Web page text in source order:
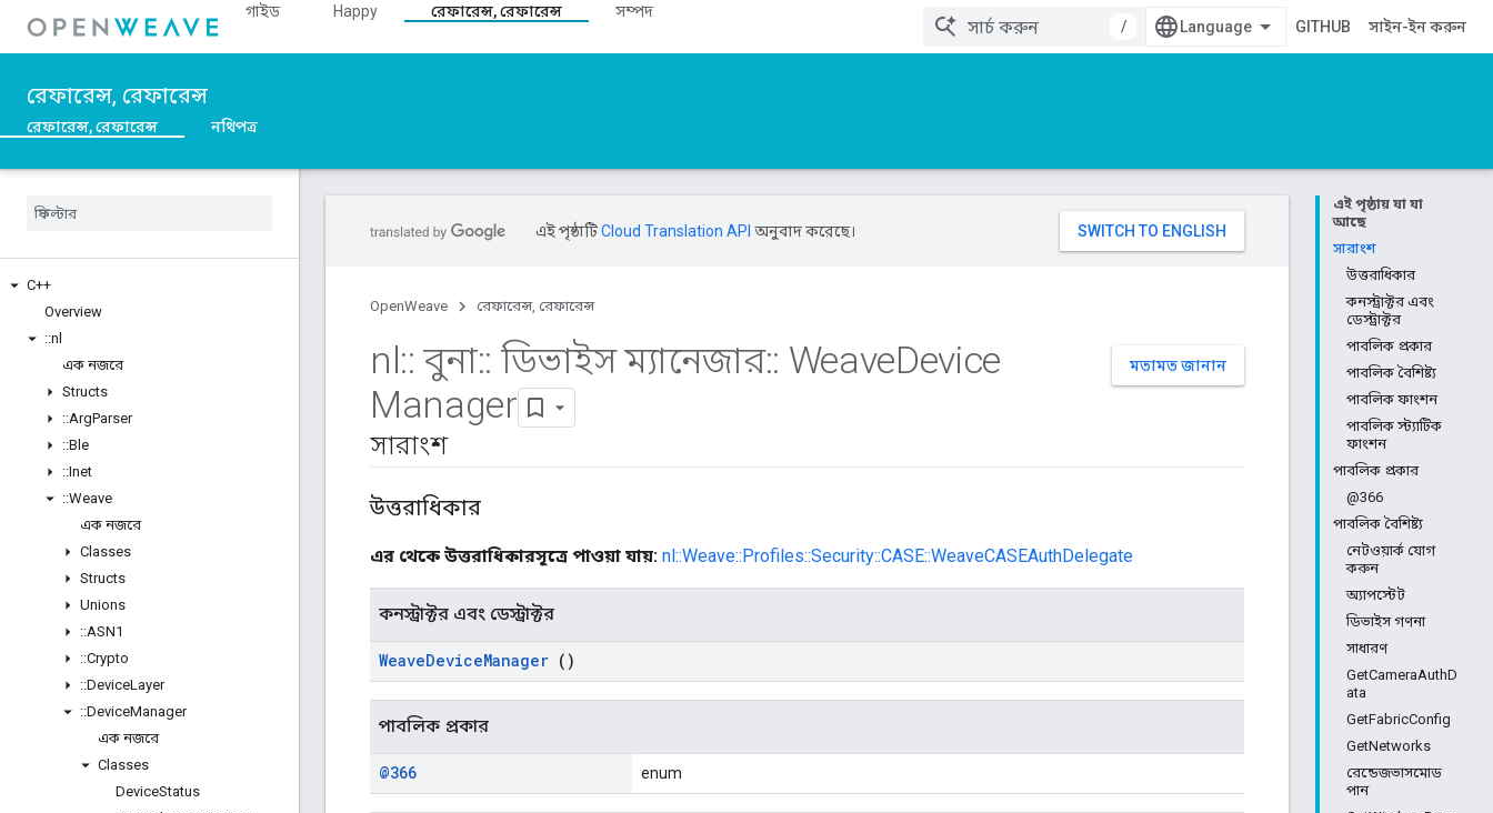
গাইড Happy রেফারেন্স, রেফারেন্স
সম্পদ
/
GITHUB সাইন-ইন করুন
রেফারেন্স, রেফারেন্স
রেফারেন্স, রেফারেন্স নথিপত্র
C++
Overview
::nl
এক নজরে
Structs
::ArgParser
::Ble
::Inet
::Weave
এক নজরে
Classes
Structs
Unions
::ASN1
::Crypto
::DeviceLayer
::DeviceManager
এক নজরে
Classes
DeviceStatus
এই পৃষ্ঠায় যা যা
আছে
সারাংশ
উত্তরাধিকার
কনস্ট্রাক্টর এবং
ডেস্ট্রাক্টর
পাবলিক প্রকার
পাবলিক বৈশিষ্ট্য
পাবলিক ফাংশন
পাবলিক স্ট্যাটিক
ফাংশন
পাবলিক প্রকার
@366
পাবলিক বৈশিষ্ট্য
নেটওয়ার্ক যোগ
করুন
অ্যাপস্টেট
ডিভাইস গণনা
সাধারণ
GetCameraAuthD
ata
GetFabricConfig
GetNetworks
রেন্ডেজভাসমোড
পান
এই পৃষ্ঠাটিCloud Translation API অনুবাদ করেছে।
OpenWeave রেফারেন্স, রেফারেন্স
মতামত জানান
nl:: বুনা:: ডিভাইস ম্যানেজার:: WeaveDevice
Manager
সারাংশ
উত্তরাধিকার
এর থেকে উত্তরাধিকারসূত্রে পাওয়া যায়: nl::Weave::Profiles::Security::CASE::WeaveCASEAuthDelegate
কনস্ট্রাক্টর এবং ডেস্ট্রাক্টর
WeaveDeviceManager ()
পাবলিক প্রকার
@366 enum